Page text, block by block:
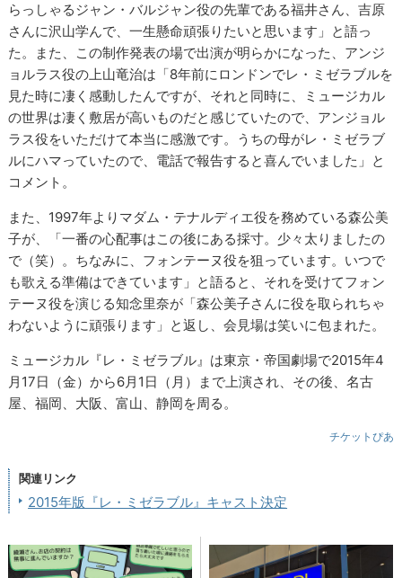
らっしゃるジャン・バルジャン役の先輩である福井さん、吉原
さんに沢山学んで、一生懸命頑張りたいと思います」と語っ
た。また、この制作発表の場で出演が明らかになった、アンジ
ョルラス役の上山竜治は「8年前にロンドンでレ・ミゼラブルを
見た時に凄く感動したんですが、それと同時に、ミュージカル
の世界は凄く敷居が高いものだと感じていたので、アンジョル
ラス役をいただけて本当に感激です。うちの母がレ・ミゼラブ
ルにハマっていたので、電話で報告すると喜んでいました」と
コメント。
また、1997年よりマダム・テナルディエ役を務めている森公美
子が、「一番の心配事はこの後にある採寸。少々太りましたの
で（笑）。ちなみに、フォンテーヌ役を狙っています。いつで
も歌える準備はできています」と語ると、それを受けてフォン
テーヌ役を演じる知念里奈が「森公美子さんに役を取られちゃ
わないように頑張ります」と返し、会見場は笑いに包まれた。
ミュージカル『レ・ミゼラブル』は東京・帝国劇場で2015年4
月17日（金）から6月1日（月）まで上演され、その後、名古
屋、福岡、大阪、富山、静岡を周る。
チケットぴあ
関連リンク
2015年版『レ・ミゼラブル』キャスト決定